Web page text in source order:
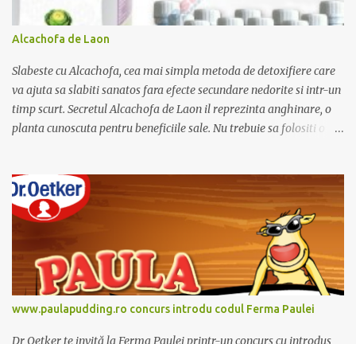
Alcachofa de Laon
Slabeste cu Alcachofa, cea mai simpla metoda de detoxifiere care
va ajuta sa slabiti sanatos fara efecte secundare nedorite si intr-un
timp scurt. Secretul Alcachofa de Laon il reprezinta anghinare, o
planta cunoscuta pentru beneficiile sale. Nu trebuie sa folositi o
www.paulapudding.ro concurs introdu codul Ferma Paulei
Dr Oetker te invită la Ferma Paulei printr-un concurs cu introdus